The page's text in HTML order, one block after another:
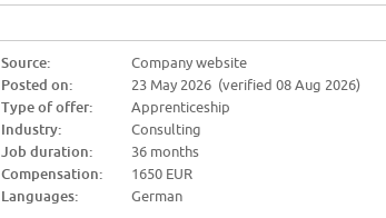
Source:
Company website
Posted on:
23 May 2026 (verified 08 Aug 2026)
Type of offer:
Apprenticeship
Industry:
Consulting
Job duration:
36 months
Compensation:
1650 EUR
Languages:
German